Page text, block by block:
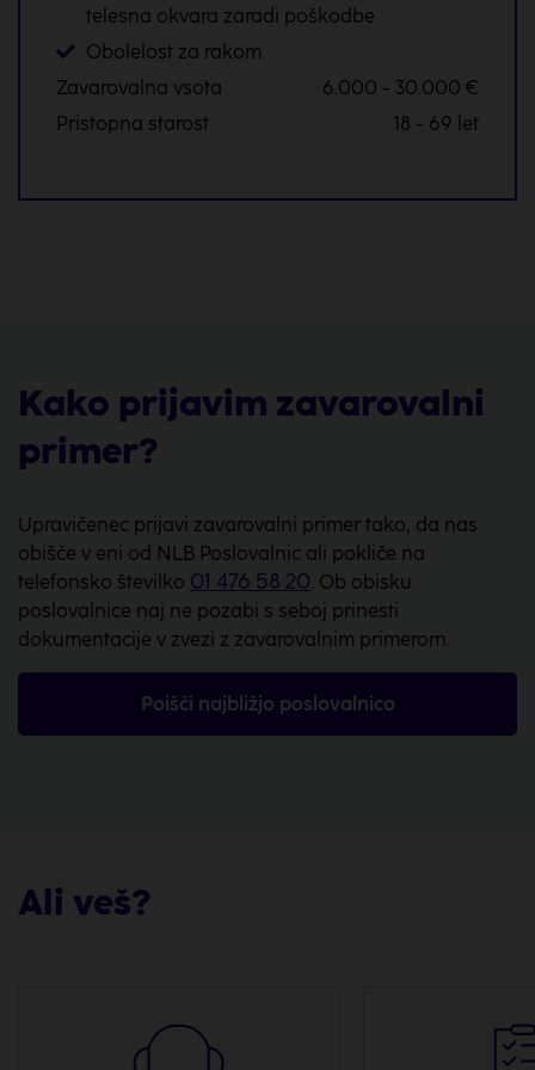
telesna okvara zaradi poškodbe
Obolelost za rakom
Zavarovalna vsota
6.000 - 30.000 €
Pristopna starost
18 - 69 let
Kako prijavim zavarovalni
primer?
Upravičenec prijavi zavarovalni primer tako, da nas
obišče v eni od NLB Poslovalnic ali pokliče na
telefonsko številko 01 476 58 20. Ob obisku
poslovalnice naj ne pozabi s seboj prinesti
dokumentacije v zvezi z zavarovalnim primerom.
Poišči najbližjo poslovalnico
Ali veš?